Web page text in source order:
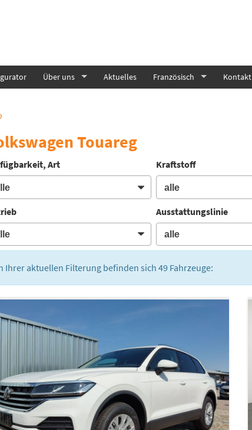
Über uns Aktuelles Französisch Kontakt
Touareg
Art Kraftstoff
Ausstattungslinie
Ihrer aktuellen Filterung befinden sich 49Fahrzeuge: